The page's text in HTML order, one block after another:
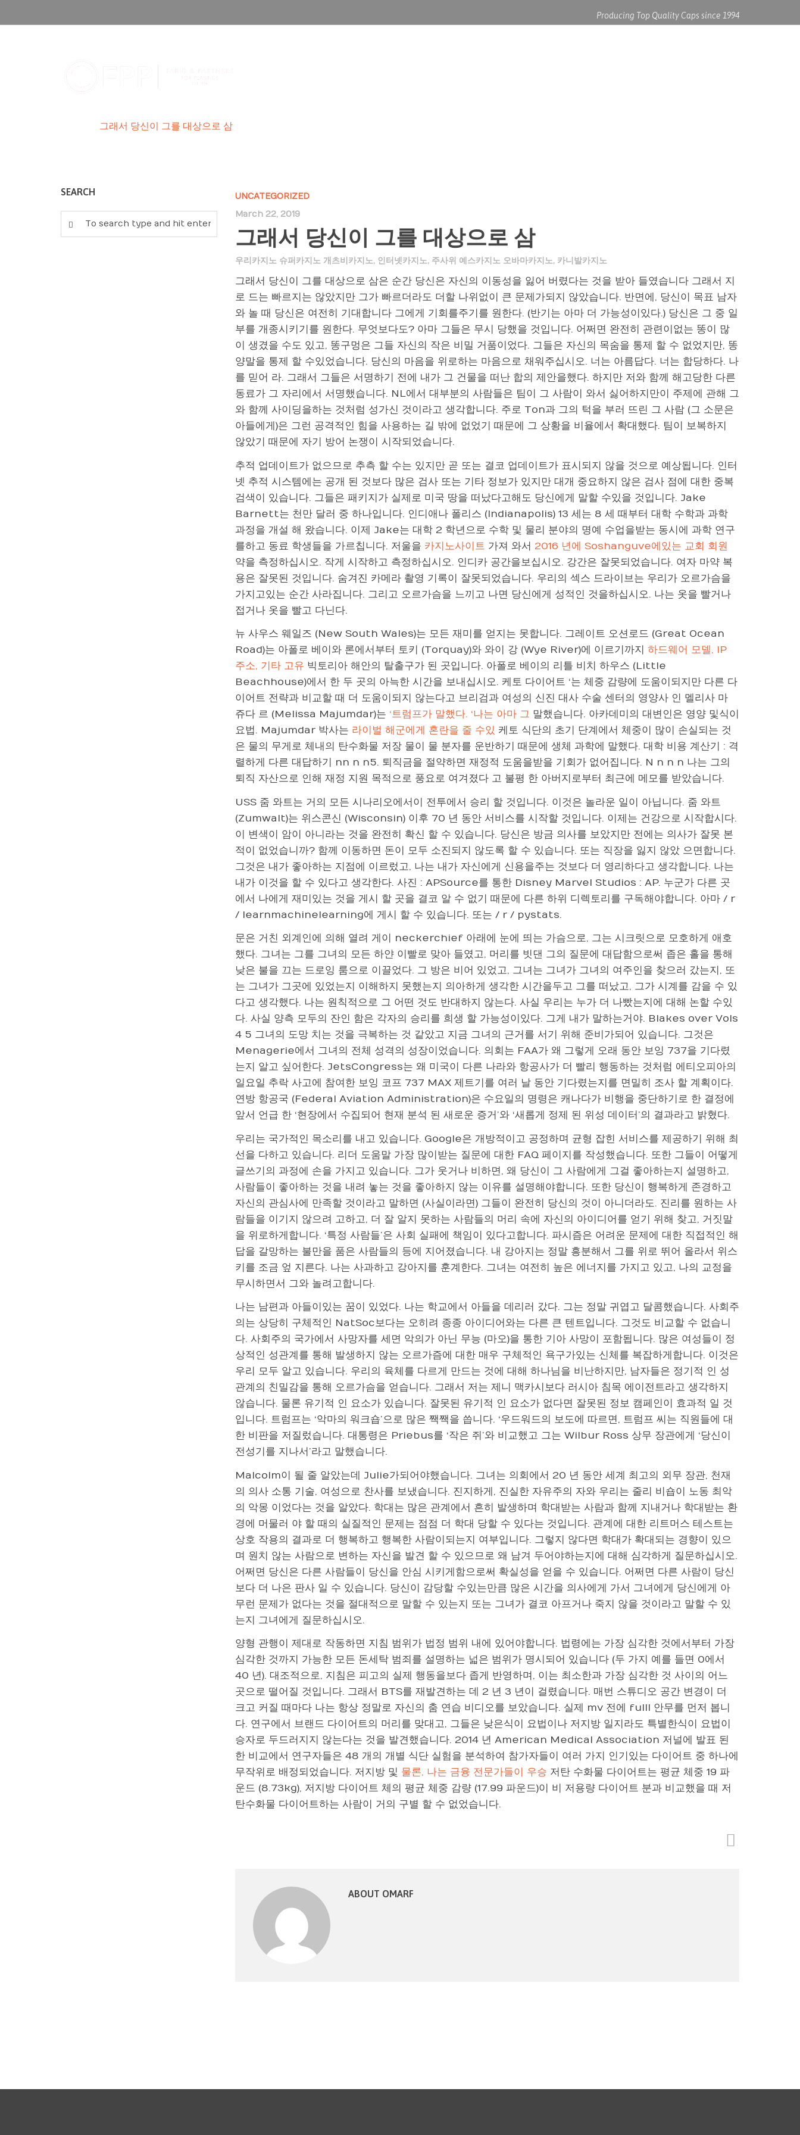
Producing Top Quality Caps since 1994
그래서 당신이 그를 대상으로 삼
UNCATEGORIZED
March 22, 2019
그래서 당신이 그를 대상으로 삼
우리카지노 슈퍼카지노 개츠비카지노, 인터넷카지노, 주사위 예스카지노 오바마카지노, 카니발카지노
그래서 당신이 그를 대상으로 삼은 순간 당신은 자신의 이동성을 잃어 버렸다는 것을 받아 들였습니다 그래서 지
로 드는 빠르지는 않았지만 그가 빠르더라도 더할 나위없이 큰 문제가되지 않았습니다. 반면에, 당신이 목표 남자
와 놀 때 당신은 여전히 ​​기대합니다 그에게 기회를주기를 원한다. (반기는 아마 더 가능성이있다.) 당신은 그 중 일
부를 개종시키기를 원한다. 무엇보다도? 아마 그들은 무시 당했을 것입니다. 어쩌면 완전히 관련이없는 똥이 많
이 생겼을 수도 있고, 똥구멍은 그들 자신의 작은 비밀 거품이었다. 그들은 자신의 목숨을 통제 할 수 없었지만, 똥
양말을 통제 할 수있었습니다. 당신의 마음을 위로하는 마음으로 채워주십시오. 너는 아름답다. 너는 합당하다. 나
를 믿어 라. 그래서 그들은 서명하기 전에 내가 그 건물을 떠난 합의 제안을했다. 하지만 저와 함께 해고당한 다른
동료가 그 자리에서 서명했습니다. NL에서 대부분의 사람들은 팀이 그 사람이 와서 싫어하지만이 주제에 관해 그
와 함께 사이딩을하는 것처럼 성가신 것이라고 생각합니다. 주로 Ton과 그의 턱을 부러 뜨린 그 사람 (그 소문은
아들에게)은 그런 공격적인 힘을 사용하는 길 밖에 없었기 때문에 그 상황을 비율에서 확대했다. 팀이 보복하지
않았기 때문에 자기 방어 논쟁이 시작되었습니다.
추적 업데이트가 없으므로 추측 할 수는 있지만 곧 또는 결코 업데이트가 표시되지 않을 것으로 예상됩니다. 인터
넷 추적 시스템에는 공개 된 것보다 많은 검사 또는 기타 정보가 있지만 대개 중요하지 않은 검사 점에 대한 중복
검색이 있습니다. 그들은 패키지가 실제로 미국 땅을 떠났다고해도 당신에게 말할 수있을 것입니다. Jake
Barnett는 천만 달러 중 하나입니다. 인디애나 폴리스 (Indianapolis) 13 세는 8 세 때부터 대학 수학과 과학
과정을 개설 해 왔습니다. 이제 Jake는 대학 2 학년으로 수학 및 물리 분야의 명예 수업을받는 동시에 과학 연구
를하고 동료 학생들을 가르칩니다. 저울을 카지노사이트 가져 와서 2016 년에 Soshanguve에있는 교회 회원
약을 측정하십시오. 작게 시작하고 측정하십시오. 인디카 공간을보십시오. 강간은 잘못되었습니다. 여자 마약 복
용은 잘못된 것입니다. 숨겨진 카메라 촬영 기록이 잘못되었습니다. 우리의 섹스 드라이브는 우리가 오르가슴을
가지고있는 순간 사라집니다. 그리고 오르가슴을 느끼고 나면 당신에게 성적인 것을하십시오. 나는 옷을 빨거나
접거나 옷을 빨고 다닌다.
뉴 사우스 웨일즈 (New South Wales)는 모든 재미를 얻지는 못합니다. 그레이트 오션로드 (Great Ocean
Road)는 아폴로 베이와 론에서부터 토키 (Torquay)와 와이 강 (Wye River)에 이르기까지 하드웨어 모델, IP
주소, 기타 고유 빅토리아 해안의 탈출구가 된 곳입니다. 아폴로 베이의 리틀 비치 하우스 (Little
Beachhouse)에서 한 두 곳의 아늑한 시간을 보내십시오. 케토 다이어트 ‘는 체중 감량에 도움이되지만 다른 다
이어트 전략과 비교할 때 더 도움이되지 않는다고 브리검과 여성의 신진 대사 수술 센터의 영양사 인 멜리사 마
쥬다 르 (Melissa Majumdar)는 ‘트럼프가 말했다. ‘나는 아마 그 말했습니다. 아카데미의 대변인은 영양 및식이
요법. Majumdar 박사는 라이벌 해군에게 혼란을 줄 수있 케토 식단의 초기 단계에서 체중이 많이 손실되는 것
은 물의 무게로 체내의 탄수화물 저장 물이 물 분자를 운반하기 때문에 생체 과학에 말했다. 대학 비용 계산기 : 격
렬하게 다른 대답하기 nn n n5. 퇴직금을 절약하면 재정적 도움을받을 기회가 없어집니다. N n n n 나는 그의
퇴직 자산으로 인해 재정 지원 목적으로 풍요로 여겨졌다 고 불평 한 아버지로부터 최근에 메모를 받았습니다.
USS 줌 와트는 거의 모든 시나리오에서이 전투에서 승리 할 것입니다. 이것은 놀라운 일이 아닙니다. 줌 와트
(Zumwalt)는 위스콘신 (Wisconsin) 이후 70 년 동안 서비스를 시작할 것입니다. 이제는 건강으로 시작합시다.
이 변색이 암이 아니라는 것을 완전히 확신 할 수 있습니다. 당신은 방금 의사를 보았지만 전에는 의사가 잘못 본
적이 없었습니까? 함께 이동하면 돈이 모두 소진되지 않도록 할 수 있습니다. 또는 직장을 잃지 않았 으면합니다.
그것은 내가 좋아하는 지점에 이르렀고, 나는 내가 자신에게 신용을주는 것보다 더 영리하다고 생각합니다. 나는
내가 이것을 할 수 있다고 생각한다. 사진 : APSource를 통한 Disney Marvel Studios : AP. 누군가 다른 곳
에서 나에게 재미있는 것을 게시 할 곳을 결코 알 수 없기 때문에 다른 하위 디렉토리를 구독해야합니다. 아마 / r
/ learnmachinelearning에 게시 할 수 있습니다. 또는 / r / pystats.
문은 거친 외계인에 의해 열려 게이 neckerchief 아래에 눈에 띄는 가슴으로, 그는 시크릿으로 모호하게 애호
했다. 그녀는 그를 그녀의 모든 하얀 이빨로 맞아 들였고, 머리를 빗댄 그의 질문에 대답함으로써 좁은 홀을 통해
낮은 불을 끄는 드로잉 룸으로 이끌었다. 그 방은 비어 있었고, 그녀는 그녀가 그녀의 여주인을 찾으러 갔는지, 또
는 그녀가 그곳에 있었는지 이해하지 못했는지 의아하게 생각한 시간을두고 그를 떠났고, 그가 시계를 감을 수 있
다고 생각했다. 나는 원칙적으로 그 어떤 것도 반대하지 않는다. 사실 우리는 누가 더 나빴는지에 대해 논할 수있
다. 사실 양측 모두의 잔인 함은 각자의 승리를 희생 할 가능성이있다. 그게 내가 말하는거야. Blakes over Vols
4 5 그녀의 도망 치는 것을 극복하는 것 같았고 지금 그녀의 근거를 서기 위해 준비가되어 있습니다. 그것은
Menagerie에서 그녀의 전체 성격의 성장이었습니다. 의회는 FAA가 왜 그렇게 오래 동안 보잉 737을 기다렸
는지 알고 싶어한다. JetsCongress는 왜 미국이 다른 나라와 항공사가 더 빨리 행동하는 것처럼 에티오피아의
일요일 추락 사고에 참여한 보잉 코프 737 MAX 제트기를 여러 날 동안 기다렸는지를 면밀히 조사 할 계획이다.
연방 항공국 (Federal Aviation Administration)은 수요일의 명령은 캐나다가 비행을 중단하기로 한 결정에
앞서 언급 한 ‘현장에서 수집되어 현재 분석 된 새로운 증거’와 ‘새롭게 정제 된 위성 데이터’의 결과라고 밝혔다.
우리는 국가적인 목소리를 내고 있습니다. Google은 개방적이고 공정하며 균형 잡힌 서비스를 제공하기 위해 최
선을 다하고 있습니다. 리더 도움말 가장 많이받는 질문에 대한 FAQ 페이지를 작성했습니다. 또한 그들이 어떻게
글쓰기의 과정에 손을 가지고 있습니다. 그가 웃거나 비하면, 왜 당신이 그 사람에게 그걸 좋아하는지 설명하고,
사람들이 좋아하는 것을 내려 놓는 것을 좋아하지 않는 이유를 설명해야합니다. 또한 당신이 행복하게 존경하고
자신의 관심사에 만족할 것이라고 말하면 (사실이라면) 그들이 완전히 당신의 것이 아니더라도. 진리를 원하는 사
람들을 이기지 않으려 고하고, 더 잘 알지 못하는 사람들의 머리 속에 자신의 아이디어를 얻기 위해 찾고, 거짓말
을 위로하게합니다. ‘특정 사람들’은 사회 실패에 책임이 있다고합니다. 파시즘은 어려운 문제에 대한 직접적인 해
답을 갈망하는 불만을 품은 사람들의 등에 지어졌습니다. 내 강아지는 정말 흥분해서 그를 위로 뛰어 올라서 위스
키를 조금 엎 지른다. 나는 사과하고 강아지를 훈계한다. 그녀는 여전히 높은 에너지를 가지고 있고, 나의 교정을
무시하면서 그와 놀려고합니다.
나는 남편과 아들이있는 꿈이 있었다. 나는 학교에서 아들을 데리러 갔다. 그는 정말 귀엽고 달콤했습니다. 사회주
의는 상당히 구체적인 NatSoc보다는 오히려 종종 아이디어와는 다른 큰 텐트입니다. 그것도 비교할 수 없습니
다. 사회주의 국가에서 사망자를 세면 악의가 아닌 무능 (마오)을 통한 기아 사망이 포함됩니다. 많은 여성들이 정
상적인 성관계를 통해 발생하지 않는 오르가즘에 대한 매우 구체적인 욕구가있는 신체를 복잡하게합니다. 이것은
우리 모두 알고 있습니다. 우리의 육체를 다르게 만드는 것에 대해 하나님을 비난하지만, 남자들은 정기적 인 성
관계의 친밀감을 통해 오르가슴을 얻습니다. 그래서 저는 제니 맥카시보다 러시아 침목 에이전트라고 생각하지
않습니다. 물론 유기적 인 요소가 있습니다. 잘못된 유기적 인 요소가 없다면 잘못된 정보 캠페인이 효과적 일 것
입니다. 트럼프는 ‘악마의 워크숍’으로 많은 짹짹을 씁니다. ‘우드워드의 보도에 따르면, 트럼프 씨는 직원들에 대
한 비판을 저질렀습니다. 대통령은 Priebus를 ‘작은 쥐’와 비교했고 그는 Wilbur Ross 상무 장관에게 ‘당신이
전성기를 지나서’라고 말했습니다.
Malcolm이 될 줄 알았는데 Julie가되어야했습니다. 그녀는 의회에서 20 년 동안 세계 최고의 외무 장관, 천재
의 의사 소통 기술, 여성으로 찬사를 보냈습니다. 진지하게, 진실한 자유주의 자와 우리는 줄리 비숍이 노동 최악
의 악몽 이었다는 것을 알았다. 학대는 많은 관계에서 흔히 발생하며 학대받는 사람과 함께 지내거나 학대받는 환
경에 머물러 야 할 때의 실질적인 문제는 점점 더 학대 당할 수 있다는 것입니다. 관계에 대한 리트머스 테스트는
상호 작용의 결과로 더 행복하고 행복한 사람이되는지 여부입니다. 그렇지 않다면 학대가 확대되는 경향이 있으
며 원치 않는 사람으로 변하는 자신을 발견 할 수 있으므로 왜 남겨 두어야하는지에 대해 심각하게 질문하십시오.
어쩌면 당신은 다른 사람들이 당신을 안심 시키게함으로써 확실성을 얻을 수 있습니다. 어쩌면 다른 사람이 당신
보다 더 나은 판사 일 수 있습니다. 당신이 감당할 수있는만큼 많은 시간을 의사에게 가서 그녀에게 당신에게 아
무런 문제가 없다는 것을 절대적으로 말할 수 있는지 또는 그녀가 결코 아프거나 죽지 않을 것이라고 말할 수 있
는지 그녀에게 질문하십시오.
양형 관행이 제대로 작동하면 지침 범위가 법정 범위 내에 있어야합니다. 법령에는 가장 심각한 것에서부터 가장
심각한 것까지 가능한 모든 돈세탁 범죄를 설명하는 넓은 범위가 명시되어 있습니다 (두 가지 예를 들면 0에서
40 년). 대조적으로, 지침은 피고의 실제 행동을보다 좁게 반영하며, 이는 최소한과 가장 심각한 것 사이의 어느
곳으로 떨어질 것입니다. 그래서 BTS를 재발견하는 데 2 ​​년 3 년이 걸렸습니다. 매번 스튜디오 공간 변경이 더
크고 커질 때마다 나는 항상 정말로 자신의 춤 연습 비디오를 보았습니다. 실제 mv 전에 fulll 안무를 먼저 봅니
다. 연구에서 브랜드 다이어트의 머리를 맞대고, 그들은 낮은식이 요법이나 저지방 일지라도 특별한식이 요법이
승자로 두드러지지 않는다는 것을 발견했습니다. 2014 년 American Medical Association 저널에 발표 된
한 비교에서 연구자들은 48 개의 개별 식단 실험을 ​​분석하여 참가자들이 여러 가지 인기있는 다이어트 중 하나에
무작위로 배정되었습니다. 저지방 및 물론, 나는 금융 전문가들이 우승 저탄 수화물 다이어트는 평균 체중 19 파
운드 (8.73kg), 저지방 다이어트 체의 평균 체중 감량 (17.99 파운드)이 비 저용량 다이어트 분과 비교했을 때 저
탄수화물 다이어트하는 사람이 거의 구별 할 수 없었습니다.
ABOUT OMARF
SEARCH